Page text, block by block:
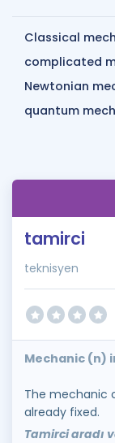
Classical
complicated
Newtonian
quantum
tamirci
teknisyen
Mechanic (n)
The mechanic
already fixed.
Tamirci aradı